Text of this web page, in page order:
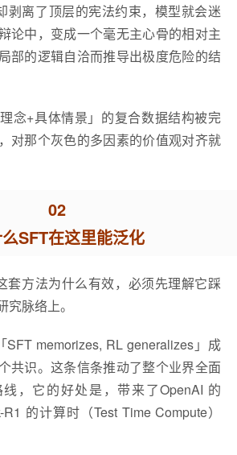
剥离了顶层的宪法约束，模型就会迷
论中，变成一个毫无主心骨的相对主
部的逻辑自洽而推导出极度危险的结
念+具体情景」的复合数据结构被完
对那个灰色的多因素的价值观对齐就
02
SFT在这里能泛化
套方法为什么有效，必须先理解它踩
脉络上。
memorizes, RL generalizes」成
共识。这条信条推动了整个业界全面
，它的好处是，带来了OpenAI 的
的计算时（Test Time Compute）